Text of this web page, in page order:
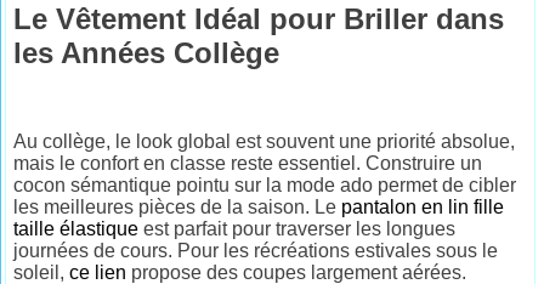
Le Vêtement Idéal pour Briller dans
les Années Collège
Au collège, le look global est souvent une priorité absolue,
mais le confort en classe reste essentiel. Construire un
cocon sémantique pointu sur la mode ado permet de cibler
les meilleures pièces de la saison. Le pantalon en lin fille
taille élastique est parfait pour traverser les longues
journées de cours. Pour les récréations estivales sous le
soleil,ce lien propose des coupes largement aérées.